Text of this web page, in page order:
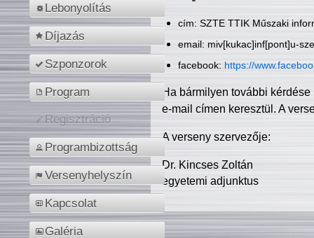
Lebonyolítás
Díjazás
Szponzorok
Program
Regisztráció
Programbizottság
Versenyhelyszín
Kapcsolat
Galéria
cím: SZTE TTIK Műszaki
email: miv[kukac]inf[pont]u-
facebook: https://
Ha bármilyen további
e-mail címen keresztül. A
A verseny szervezője:
Dr. Kincses Zoltán
egyetemi adjunktus